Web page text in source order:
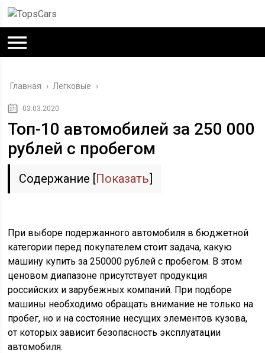
Главная › Легковые ›
03.03.2020
Топ-10 автомобилей за 250 000
рублей с пробегом
Содержание [Показать]
При выборе подержанного автомобиля в бюджетной
категории перед покупателем стоит задача, какую
машину купить за 250000 рублей с пробегом. В этом
ценовом диапазоне присутствует продукция
российских и зарубежных компаний. При подборе
машины необходимо обращать внимание не только на
пробег, но и на состояние несущих элементов кузова,
от которых зависит безопасность эксплуатации
автомобиля.